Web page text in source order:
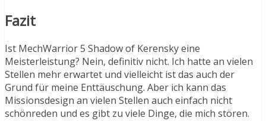
Fazit
Ist MechWarrior 5 Shadow of Kerensky eine
Meisterleistung? Nein, definitiv nicht. Ich hatte an vielen
Stellen mehr erwartet und vielleicht ist das auch der
Grund für meine Enttäuschung. Aber ich kann das
Missionsdesign an vielen Stellen auch einfach nicht
schönreden und es gibt zu viele Dinge, die mich stören.